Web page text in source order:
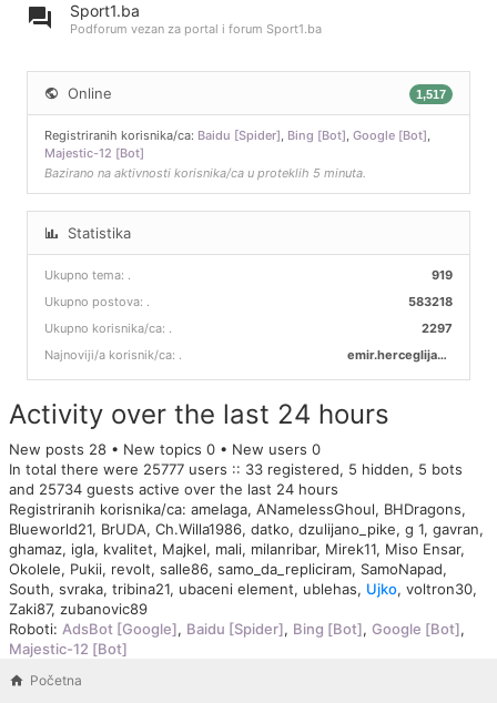
Sport1.ba
Podforum vezan za portal i forum Sport1.ba
Online 1,517
Registriranih korisnika/ca: Baidu [Spider], Bing [Bot], Google [Bot],
Majestic-12 [Bot]
Bazirano na aktivnosti korisnika/ca u proteklih 5 minuta.
Statistika
Ukupno tema: 919
.
Ukupno postova:
583218
.
Ukupno korisnika/ca:
2297
.
Najnoviji/a korisnik/ca:
emir.herceglija00
.
Activity over the last 24 hours
New posts 28 • New topics 0 • New users 0
In total there were 25777 users :: 33 registered, 5 hidden, 5 bots
and 25734 guests active over the last 24 hours
Registriranih korisnika/ca: amelaga, ANamelessGhoul, BHDragons,
Blueworld21, BrUDA, Ch.Willa1986, datko, dzulijano_pike, g 1, gavran,
ghamaz, igla, kvalitet, Majkel, mali, milanribar, Mirek11, Miso Ensar,
Okolele, Pukii, revolt, salle86, samo_da_repliciram, SamoNapad,
South, svraka, tribina21, ubaceni element, ublehas, Ujko, voltron30,
Zaki87, zubanovic89
Roboti: AdsBot [Google], Baidu [Spider], Bing [Bot], Google [Bot],
Majestic-12 [Bot]
Početna